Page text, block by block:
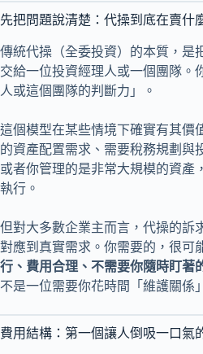
先把問題說清楚：代操到底在賣什
傳統代操（全委投資）的本質，是
交給一位投資經理人或一個團隊。
人或這個團隊的判斷力」。
這個模型在某些情境下確實有其
的資產配置需求、需要稅務規劃與
或者你管理的是非常大規模的資產
執行。
但對大多數企業主而言，代操的訴
對應到真實需求。你需要的，很可
行、費用合理、不需要你隨時盯著
不是一位需要你花時間「維護關係
費用結構：第一個讓人倒吸一口氣